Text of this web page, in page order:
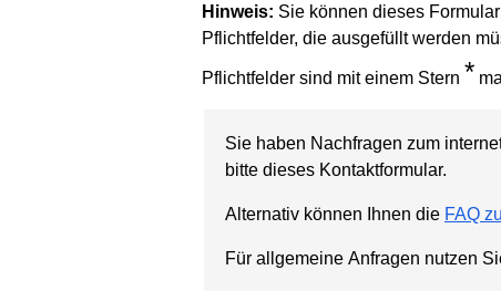
Hinweis: Sie können dieses
Pflichtfelder, die ausgefüllt werden
Pflichtfelder sind mit einem Stern *
Sie haben Nachfragen zum
bitte dieses Kontaktformular.
Alternativ können Ihnen die FAQ
Für allgemeine Anfragen nutzen